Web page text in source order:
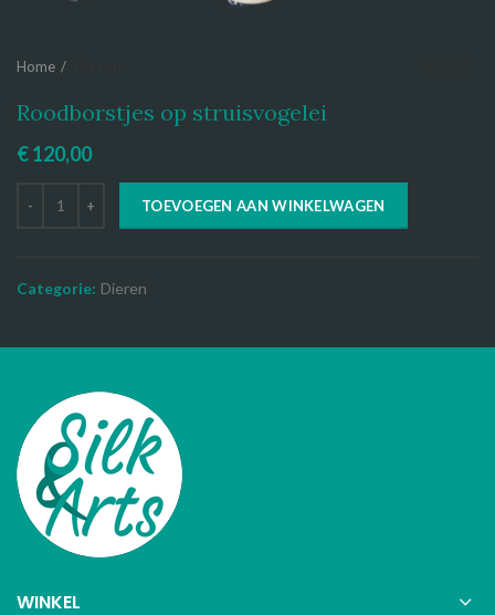
Home
Roodborstjes op struisvogelei
€120,00
TOEVOEGEN AAN WINKELWAGEN
Categorie: Dieren
WINKEL